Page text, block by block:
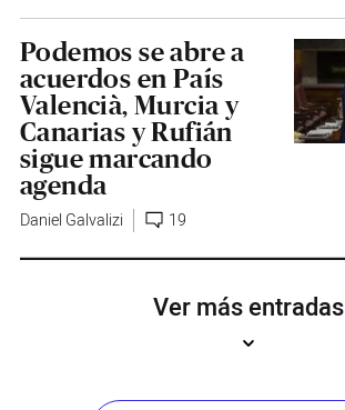
Podemos se abre a
acuerdos en País
Valencià, Murcia y
Canarias y Rufián
sigue marcando
agenda
Daniel Galvalizi 19
Ver más entradas